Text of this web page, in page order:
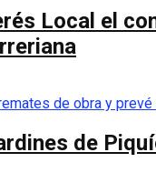
Local el
de